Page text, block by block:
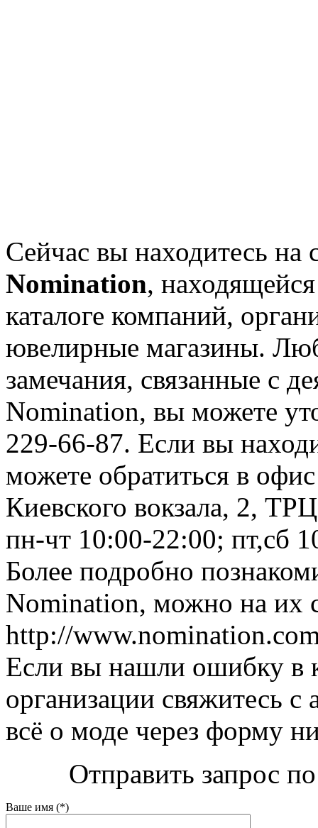
Сейчас вы находитесь на
Nomination,
каталоге компаний,
ювелирные магазины.
замечания, связанные с
Nomination, вы можете
229-66-87. Если вы
можете обратиться в
Киевского вокзала, 2,
пн-чт 10:00-22:00; пт,сб
Более подробно
Nomination, можно на их
http://
Если вы нашли ошибку в
организации свяжитесь
всё о моде через форму
Отправить запрос
Ваше имя (*)